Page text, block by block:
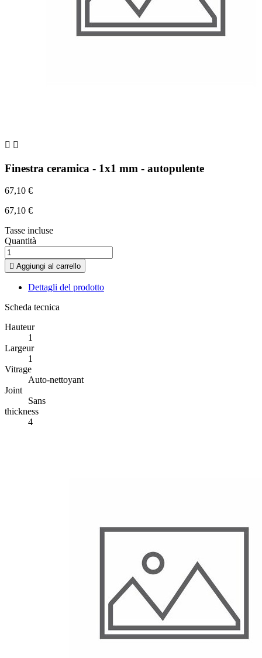
 
Finestra ceramica - 1x1 mm - autopulente
67,10 €
67,10 €
Tasse incluse
Quantità
 Aggiungi al carrello
Dettagli del prodotto
Scheda tecnica
Hauteur
1
Largeur
1
Vitrage
Auto-nettoyant
Joint
Sans
thickness
4